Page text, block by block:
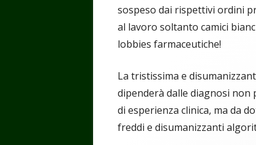
sospeso dai rispettivi ordini
al lavoro soltanto camici
lobbies farmaceutiche!
La tristissima e
dipenderà dalle diagnosi non
di esperienza clinica, ma da
freddi e disumanizzanti